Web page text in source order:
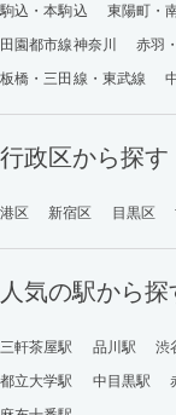
駒込・本駒込
東陽町・
田園都市線神奈川
赤羽
板橋・三田線・東武線
行政区から探す
港区 新宿区 目黒区
人気の駅から探
三軒茶屋駅 品川駅 渋
都立大学駅
中目黒駅